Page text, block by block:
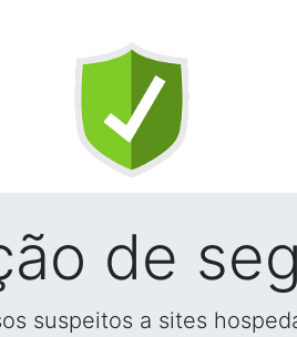
de
suspeitos a sites